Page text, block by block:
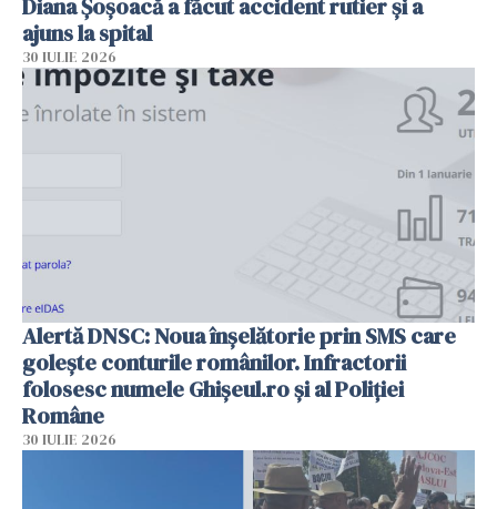
Diana Șoșoacă a făcut accident rutier și a
ajuns la spital
30 IULIE 2026
Alertă DNSC: Noua înșelătorie prin SMS care
golește conturile românilor. Infractorii
folosesc numele Ghișeul.ro și al Poliției
Române
30 IULIE 2026